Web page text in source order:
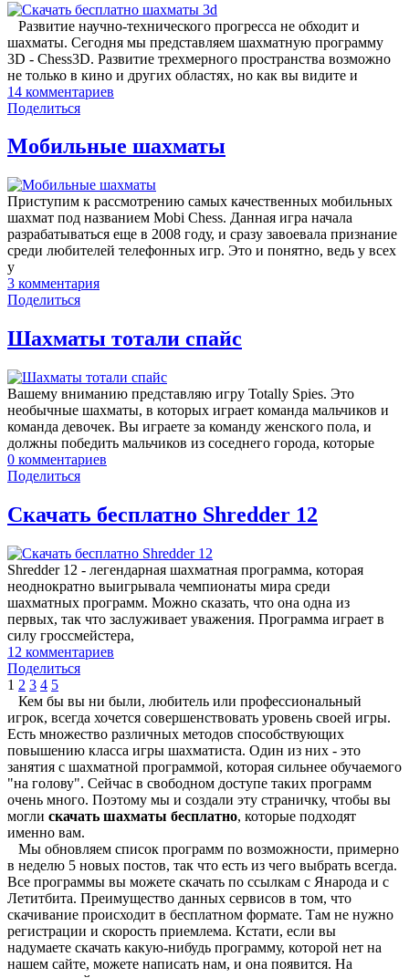
Развитие научно-технического прогресса не обходит и
шахматы. Сегодня мы представляем шахматную программу
3D - Chess3D. Развитие трехмерного пространства возможно
не только в кино и других областях, но как вы видите и
14 комментариев
Поделиться
Мобильные шахматы
Приступим к рассмотрению самых качественных мобильных
шахмат под названием Mobi Chess. Данная игра начала
разрабатываться еще в 2008 году, и сразу завоевала признание
среди любителей телефонных игр. Это и понятно, ведь у всех
у
3 комментария
Поделиться
Шахматы тотали спайс
Вашему вниманию представляю игру Totally Spies. Это
необычные шахматы, в которых играет команда мальчиков и
команда девочек. Вы играете за команду женского пола, и
должны победить мальчиков из соседнего города, которые
0 комментариев
Поделиться
Скачать бесплатно Shredder 12
Shredder 12 - легендарная шахматная программа, которая
неоднократно выигрывала чемпионаты мира среди
шахматных программ. Можно сказать, что она одна из
первых, так что заслуживает уважения. Программа играет в
силу гроссмейстера,
12 комментариев
Поделиться
1 2 3 4 5
Кем бы вы ни были, любитель или профессиональный
игрок, всегда хочется совершенствовать уровень своей игры.
Есть множество различных методов способствующих
повышению класса игры шахматиста. Один из них - это
занятия с шахматной программой, которая сильнее обучаемого
"на голову". Сейчас в свободном доступе таких программ
очень много. Поэтому мы и создали эту страничку, чтобы вы
могли скачать шахматы бесплатно, которые подходят
именно вам.
Мы обновляем список программ по возможности, примерно
в неделю 5 новых постов, так что есть из чего выбрать всегда.
Все программы вы можете скачать по ссылкам с Янарода и с
Летитбита. Преимущество данных сервисов в том, что
скачивание происходит в бесплатном формате. Там не нужно
регистрации и скорость приемлема. Кстати, если вы
надумаете скачать какую-нибудь программу, которой нет на
нашем сайте, можете написать нам, и она появится. На